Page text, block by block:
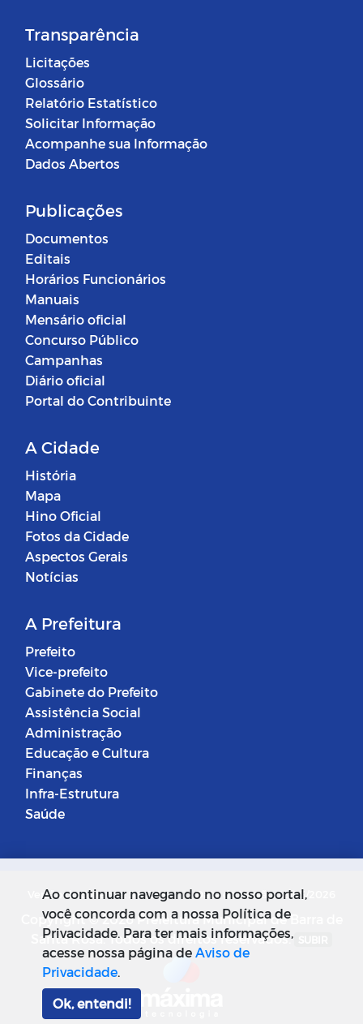
Transparência
Licitações
Glossário
Relatório Estatístico
Solicitar Informação
Acompanhe sua Informação
Dados Abertos
Publicações
Documentos
Editais
Horários Funcionários
Manuais
Mensário oficial
Concurso Público
Campanhas
Diário oficial
Portal do Contribuinte
A Cidade
História
Mapa
Hino Oficial
Fotos da Cidade
Aspectos Gerais
Notícias
A Prefeitura
Prefeito
Vice-prefeito
Gabinete do Prefeito
Assistência Social
Administração
Educação e Cultura
Finanças
Infra-Estrutura
Saúde
Versão do Sistema: 5.0.268 Data da Versão: 18/03/2026
Copyright © 2026 Prefeitura Municipal de Barra de
Santa Rosa. Todos os direitos reservados.
Ao continuar navegando no nosso portal,
você concorda com a nossa Política de
Privacidade. Para ter mais informações,
acesse nossa página deAviso de
Privacidade.
Ok, entendi!